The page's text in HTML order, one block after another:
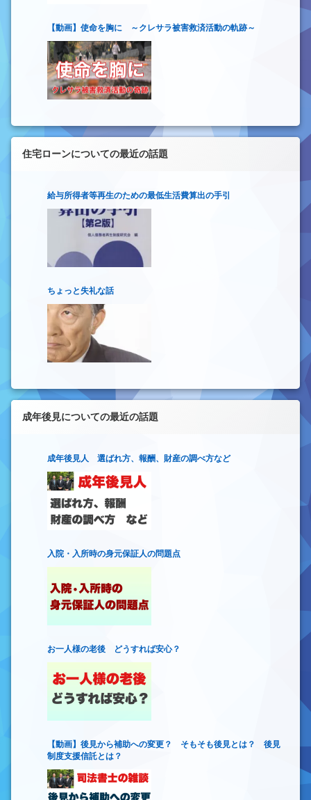
【動画】使命を胸に ～クレサラ被害救済活動の軌跡～
住宅ローンについての最近の話題
給与所得者等再生のための最低生活費算出の手引
ちょっと失礼な話
成年後見についての最近の話題
成年後見人 選ばれ方、報酬、財産の調べ方など
入院・入所時の身元保証人の問題点
お一人様の老後 どうすれば安心？
【動画】後見から補助への変更？ そもそも後見とは？ 後見
制度支援信託とは？